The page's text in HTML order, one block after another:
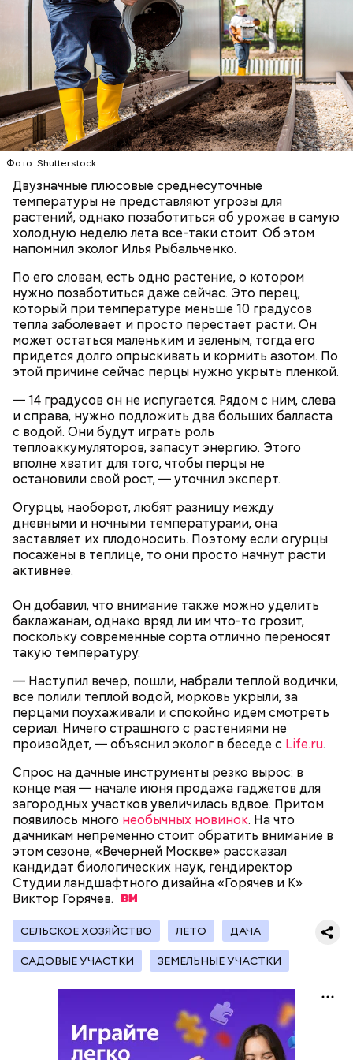
Фото: Shutterstock
Двузначные плюсовые среднесуточные
температуры не представляют угрозы для
растений, однако позаботиться об урожае в самую
холодную неделю лета все-таки стоит. Об этом
напомнил эколог Илья Рыбальченко.
По его словам, есть одно растение, о котором
нужно позаботиться даже сейчас. Это перец,
который при температуре меньше 10 градусов
тепла заболевает и просто перестает расти. Он
может остаться маленьким и зеленым, тогда его
придется долго опрыскивать и кормить азотом. По
этой причине сейчас перцы нужно укрыть пленкой.
— 14 градусов он не испугается. Рядом с ним, слева
и справа, нужно подложить два больших балласта
с водой. Они будут играть роль
теплоаккумуляторов, запасут энергию. Этого
вполне хватит для того, чтобы перцы не
остановили свой рост, — уточнил эксперт.
Огурцы, наоборот, любят разницу между
дневными и ночными температурами, она
заставляет их плодоносить. Поэтому если огурцы
посажены в теплице, то они просто начнут расти
активнее.
Он добавил, что внимание также можно уделить
баклажанам, однако вряд ли им что-то грозит,
поскольку современные сорта отлично переносят
такую температуру.
— Наступил вечер, пошли, набрали теплой водички,
все полили теплой водой, морковь укрыли, за
перцами поухаживали и спокойно идем смотреть
сериал. Ничего страшного с растениями не
произойдет, — объяснил эколог в беседе с Life.ru.
Спрос на дачные инструменты резко вырос: в
конце мая — начале июня продажа гаджетов для
загородных участков увеличилась вдвое. Притом
появилось много необычных новинок. На что
дачникам непременно стоит обратить внимание в
этом сезоне, «Вечерней Москве» рассказал
кандидат биологических наук, гендиректор
Студии ландшафтного дизайна «Горячев и К»
Виктор Горячев.
СЕЛЬСКОЕ ХОЗЯЙСТВО ЛЕТО ДАЧА
САДОВЫЕ УЧАСТКИ ЗЕМЕЛЬНЫЕ УЧАСТКИ
— Кабачки, порезанные кубиками, нужно легко
обжарить на сковороде. К ним добавляются зелень
петрушки, чеснок, соль и оливковое масло.
Получается очень вкусно, — поделился рецептом
Копылов.
Спагетти из кабачков
Ингредиенты:
с сахарным диабетом;
лишним весом.
— В дыне содержится много сахара, который
представлен фруктозой. С одной стороны — это
хорошо, потому что дает энергию. Но важно
помнить, что сладкими дынями не нужно сильно
увлекаться, так же как и арбузами, людям с
сахарным диабетом и лишним весом, —
подчеркнула доктор.
Терапевт Кондрахин назвал
продукты и напитки, которые
выводят токсины из организма
Ранние плоды, по словам врача, лучше не есть:
беременным, кормящим женщинам;
людям с ослабленной иммунной системой;
пожилым;
детям.
Чистит сосуды и защищает от
рака: чем полезен кресс-салат